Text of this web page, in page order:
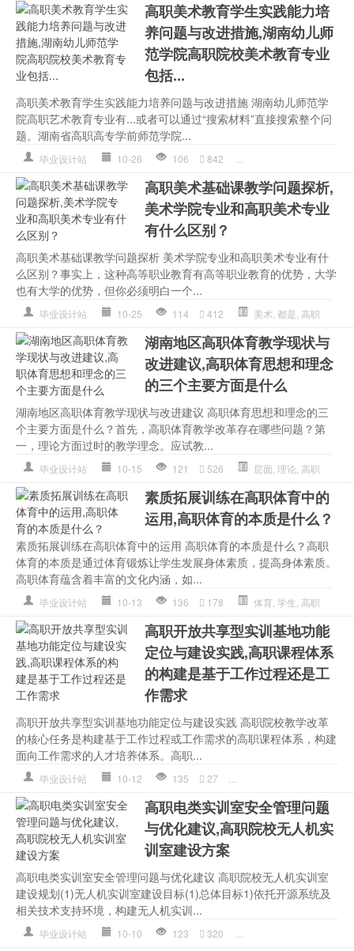
高职美术教育学生实践能力培
养问题与改进措施,湖南幼儿师
范学院高职院校美术教育专业
包括...
高职美术教育学生实践能力培养问题与改进措施 湖南幼儿师范学
院高职艺术教育专业有...或者可以通过“搜索材料”直接搜索整个问
题。湖南省高职高专学前师范学院...
毕业设计站 10-26 106 842
高职美术基础课教学问题探析,
美术学院专业和高职美术专业
有什么区别？
高职美术基础课教学问题探析 美术学院专业和高职美术专业有什
么区别？事实上，这种高等职业教育有高等职业教育的优势，大学
也有大学的优势，但你必须明白一个...
毕业设计站 10-25 114 412 美术 都是 高职
湖南地区高职体育教学现状与
改进建议,高职体育思想和理念
的三个主要方面是什么
湖南地区高职体育教学现状与改进建议 高职体育思想和理念的三
个主要方面是什么？首先，高职体育教学改革存在哪些问题？第
一，理论方面过时的教学理念。应试教...
毕业设计站 10-15 121 526 层面 理论 高职
素质拓展训练在高职体育中的
运用,高职体育的本质是什么？
素质拓展训练在高职体育中的运用 高职体育的本质是什么？高职
体育的本质是通过体育锻炼让学生发展身体素质，提高身体素质。
高职体育蕴含着丰富的文化内涵，如...
毕业设计站 10-13 136 178 体育 学生 高职
高职开放共享型实训基地功能
定位与建设实践,高职课程体系
的构建是基于工作过程还是工
作需求
高职开放共享型实训基地功能定位与建设实践 高职院校教学改革
的核心任务是构建基于工作过程或工作需求的高职课程体系，构建
面向工作需求的人才培养体系。高职...
毕业设计站 10-12 135 27
高职电类实训室安全管理问题
与优化建议,高职院校无人机实
训室建设方案
高职电类实训室安全管理问题与优化建议 高职院校无人机实训室
建设规划(1)无人机实训室建设目标(1)总体目标1)依托开源系统及
相关技术支持环境，构建无人机实训...
毕业设计站 10-10 123 320